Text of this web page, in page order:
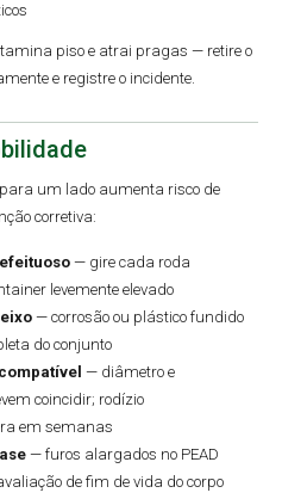
piso e atrai pragas — retire o
e registre o incidente.
um lado aumenta risco de
corretiva:
— gire cada roda
levemente elevado
— corrosão ou plástico fundido
do conjunto
— diâmetro e
coincidir; rodízio
em semanas
— furos alargados no PEAD
de fim de vida do corpo